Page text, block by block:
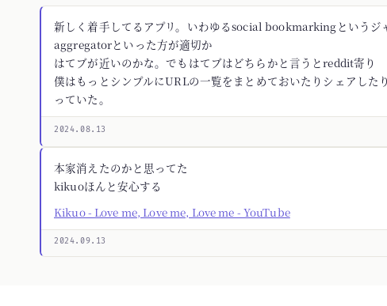
新しく着手してるアプリ。いわゆるsocial bookmarkingという
aggregatorといった方が適切か
はてブが近いのかな。でもはてブはどちらかと言うとreddit寄り
僕はもっとシンプルにURLの一覧をまとめておいたりシェアした
っていた。
2024.08.13
本家消えたのかと思ってた
kikuoほんと安心する
Kikuo - Love me, Love me, Love me - YouTube
2024.09.13